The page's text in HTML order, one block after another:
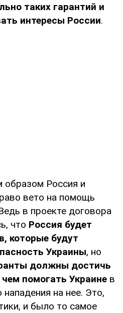
таких гарантий и
интересы России.
образом Россия и
вето на помощь
в проекте договора
что Россия будет
которые будут
Украины, но
должны достичь
помогать Украине в
на нее. Это,
и было то самое